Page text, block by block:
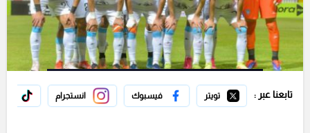
تابعنا عبر : تويتر فيسبوك انستجرام